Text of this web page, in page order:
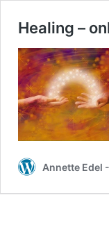
Healing –
Annette Edel